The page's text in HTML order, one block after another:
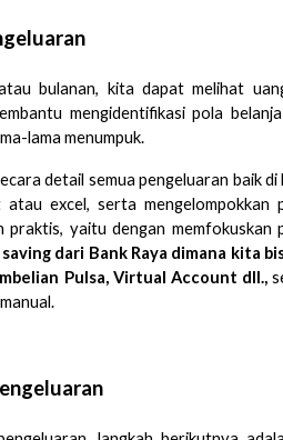
bulanan, kita dapat melihat
mengidentifikasi pola
lama menumpuk.
detail semua pengeluaran baik
excel, serta mengelompokkan
yaitu dengan memfokuskan
dari Bank Raya dimana kita
Pulsa, Virtual Account dll.,